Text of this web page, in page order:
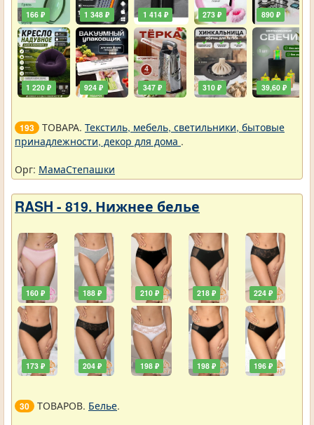
166 ₽
1 220 ₽
1 348 ₽
924 ₽
1 414 ₽
347 ₽
273 ₽
310 ₽
890 ₽
39,60 ₽
193 ТОВАРА. Текстиль, мебель, светильники, бытовые
принадлежности, декор для дома .
Орг: МамаСтепашки
RASH - 819. Нижнее белье
160 ₽
173 ₽
188 ₽
204 ₽
210 ₽
198 ₽
218 ₽
198 ₽
224 ₽
196 ₽
30 ТОВАРОВ. Белье.